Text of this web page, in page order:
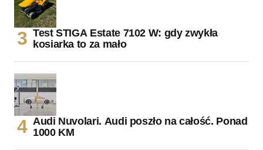
Test STIGA Estate 7102 W: gdy zwykła
kosiarka to za mało
Audi Nuvolari. Audi poszło na całość. Ponad
1000 KM